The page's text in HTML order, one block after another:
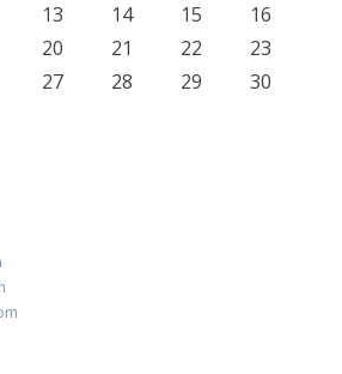
13 14 15
16
20 21 22
23
27 28 29
30